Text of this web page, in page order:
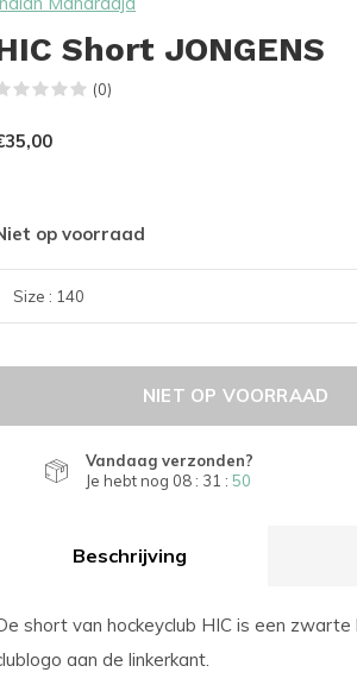
Short JONGENS
(0)
op voorraad
NIET OP VOORRAAD
Vandaag verzonden?
Je hebt nog 08 : 31 : 49
Beschrijving
short van hockeyclub HIC is een
aan de linkerkant.